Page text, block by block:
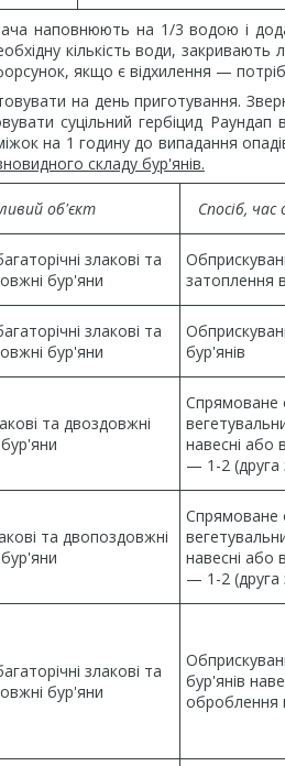
наповнюють на 1/3 водою і
кількість води, закривають
якщо є відхилення —
на день приготування.
суцільний гербіцид Раундап
на 1 годину до випадання
складу бур'янів.
об'єкт Спосіб,
злакові та
бур'яни
затоплення
злакові та
бур'яни
бур'янів
та двоздовжні
бур'яни
Спрямоване
навесні або
— 1-2 (друга
та двопоздовжні
бур'яни
Спрямоване
навесні або
— 1-2 (друга
злакові та
бур'яни
бур'янів
оброблення